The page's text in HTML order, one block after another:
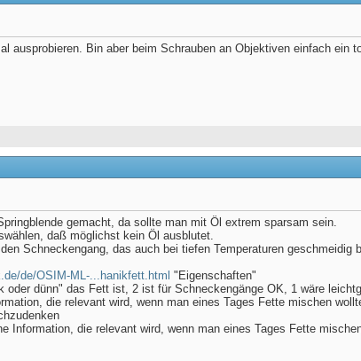
ausprobieren. Bin aber beim Schrauben an Objektiven einfach ein
gemacht, da sollte man mit Öl extrem sparsam sein.
daß möglichst kein Öl ausblutet.
Schneckengang, das auch bei tiefen Temperaturen geschmeidig
de/OSIM-ML-...hanikfett.html "Eigenschaften"
oder dünn" das Fett ist, 2 ist für Schneckengänge OK, 1 wäre
die relevant wird, wenn man eines Tages Fette mischen
Information, die relevant wird, wenn man eines Tages Fette